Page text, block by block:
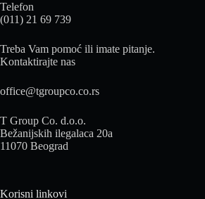
Telefon
(011) 21 69 739
Treba Vam pomoć ili imate pitanje.
Kontaktirajte nas
office@tgroupco.co.rs
T Group Co. d.o.o.
Bežanijskih ilegalaca 20a
11070 Beograd
Korisni linkovi